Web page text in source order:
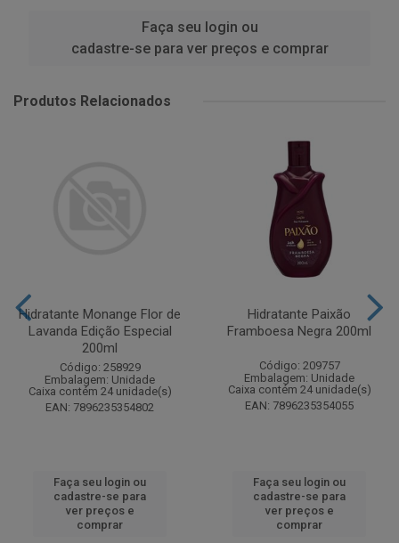
Faça seu login ou
cadastre-se para ver preços e comprar
Produtos Relacionados
Hidratante Monange Flor de
Lavanda Edição Especial
200ml
Código: 258929
Embalagem: Unidade
Caixa contém 24 unidade(s)
EAN: 7896235354802
Faça seu login ou
cadastre-se para
ver preços e
comprar
Hidratante Paixão
Framboesa Negra 200ml
Código: 209757
Embalagem: Unidade
Caixa contém 24 unidade(s)
EAN: 7896235354055
Faça seu login ou
cadastre-se para
ver preços e
comprar